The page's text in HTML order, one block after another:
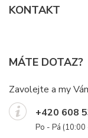
KONTAKT
MÁTE DOTAZ?
Zavolejte a my
+420 608
Po - Pá